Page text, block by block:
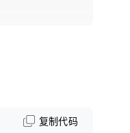
复制代码